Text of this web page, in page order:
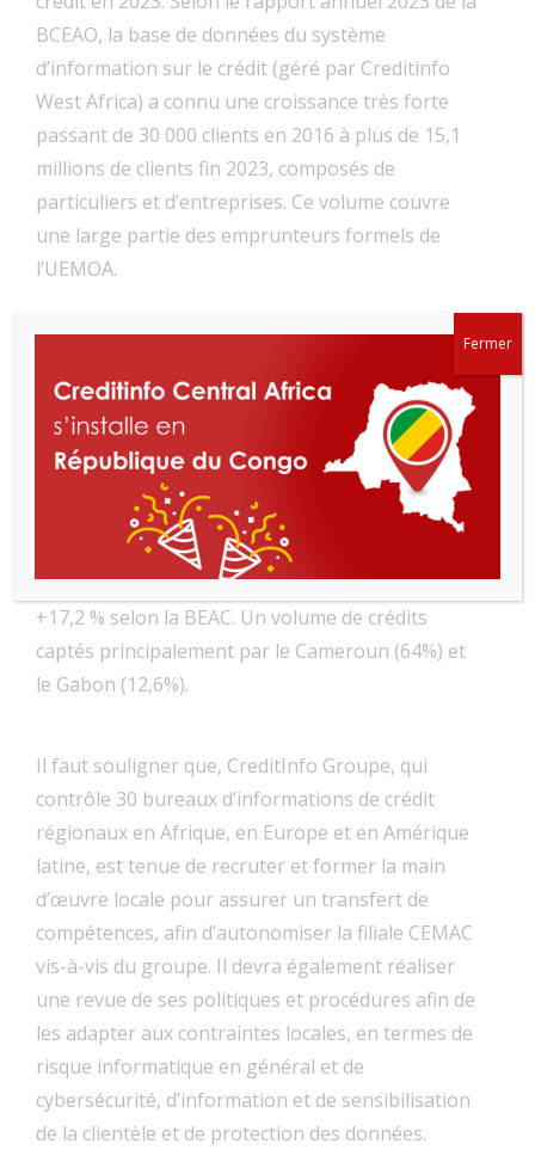
BCEAO, la base de données du système
d’information sur le crédit (géré par Creditinfo
West Africa) a connu une croissance très forte
passant de 30 000 clients en 2016 à plus de 15,1
millions de clients fin 2023, composés de
particuliers et d’entreprises. Ce volume couvre
une large partie des emprunteurs formels de
l’UEMOA.
Ainsi, se lancer sur le marché des crédits en zone
CEMAC est un défis d’expansion mais surtout une
réelle opportunité quand on sait que ce segment
de l’activité bancaire est fortement dynamique. Au
premier trimestre 2025, les crédits accordés par
les banques de la zone CEMAC ont atteint
environ 12 403 milliards de francs CFA ( environ
22,1 milliards USD), soit une hausse annuelle de
+17,2 % selon la BEAC. Un volume de crédits
captés principalement par le Cameroun (64%) et
le Gabon (12,6%).
Il faut souligner que, CreditInfo Groupe, qui
contrôle 30 bureaux d’informations de crédit
régionaux en Afrique, en Europe et en Amérique
latine, est tenue de recruter et former la main
d’œuvre locale pour assurer un transfert de
compétences, afin d’autonomiser la filiale CEMAC
vis-à-vis du groupe. Il devra également réaliser
une revue de ses politiques et procédures afin de
les adapter aux contraintes locales, en termes de
risque informatique en général et de
cybersécurité, d’information et de sensibilisation
de la clientèle et de protection des données.
Fermer